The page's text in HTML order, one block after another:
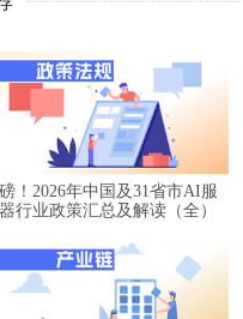
！2026年中国及31省市AI服
行业政策汇总及解读（全）